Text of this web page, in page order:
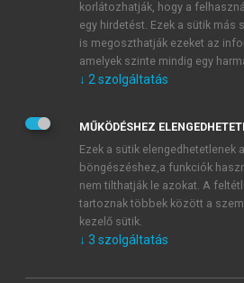
Kérek értesítést a MeRSZ
Kérek értesítést az Akadémiai Kiadó
Adatkezelési tájékoztatóban
veszem és elfogadom.
Általános vásárlási feltételeket,
mersz.huoldalak
tudomásul veszem és elfogadom.
KIPRÓBÁLOM
korlátozhatják, hogy a
egy hirdetést. Ezek a sütik más
is megoszthatják ezeket az
amelyek szinte mindig egy
↓ 2 szolgáltatás
MŰKÖDÉSHEZ
Ezek a sütik elengedhetetlenek
böngészéshez,a funkciók
nem tilthatják le azokat. A
tartoznak többek között a
kezelő sütik.
↓ 3 szolgáltatás